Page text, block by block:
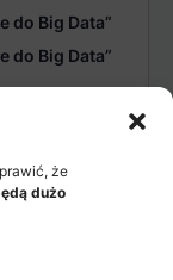
że
dużo
do Big Data”
do Big Data”